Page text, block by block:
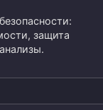
защита